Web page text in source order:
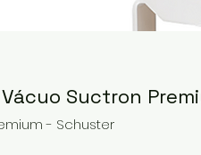
Suctron
- Schuster